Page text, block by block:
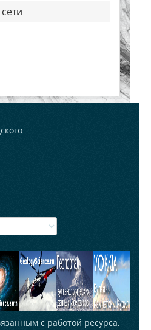
с работой ресурса,